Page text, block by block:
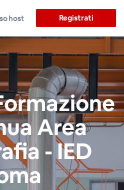
host Registrati
Area
- IED